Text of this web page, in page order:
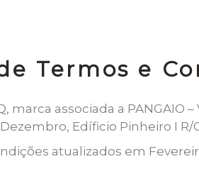
Termos e
marca associada a PANGAIO
Edíficio Pinheiro I R/
atualizados em